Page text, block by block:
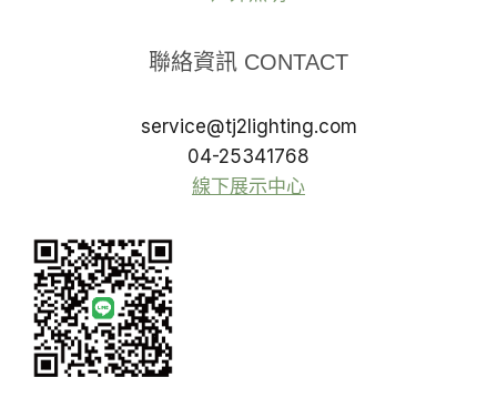
聯絡資訊 CONTACT
service@tj2lighting.com
04-25341768
線下展示中心